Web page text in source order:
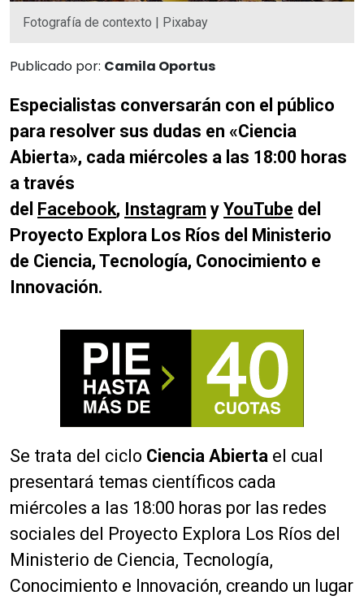
Fotografía de contexto | Pixabay
Publicado por: Camila Oportus
Especialistas conversarán con el público
para resolver sus dudas en «Ciencia
Abierta», cada miércoles a las 18:00 horas
a través
del Facebook, Instagram y YouTube del
Proyecto Explora Los Ríos del Ministerio
de Ciencia, Tecnología, Conocimiento e
Innovación.
Se trata del ciclo Ciencia Abierta el cual
presentará temas científicos cada
miércoles a las 18:00 horas por las redes
sociales del Proyecto Explora Los Ríos del
Ministerio de Ciencia, Tecnología,
Conocimiento e Innovación, creando un lugar